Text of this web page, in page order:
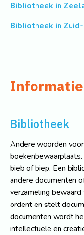
Bibliotheek in
Bibliotheek in
Bibliotheek
Andere woorden
bieb of biep. Een
andere documenten
verzameling
ordent en stelt
documenten wordt
intellectuele en